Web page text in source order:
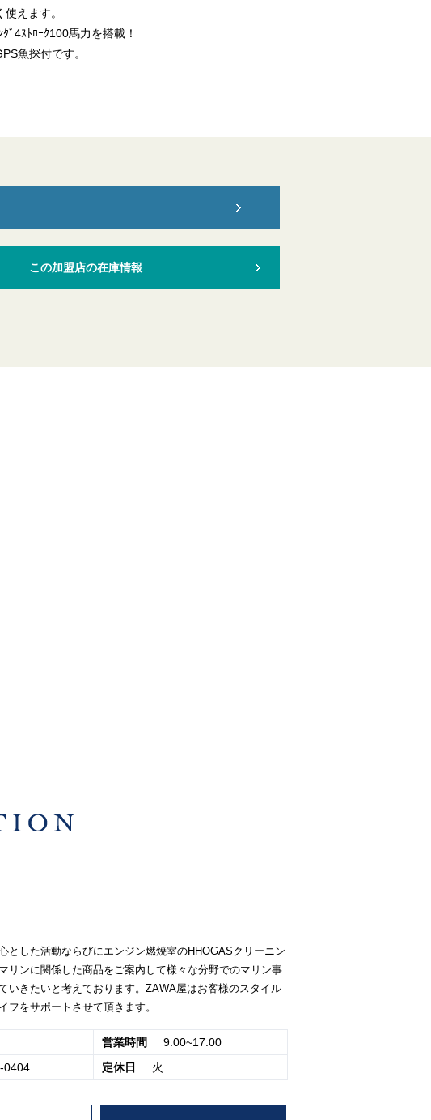
使えます。
ﾞ4ｽﾄﾛｰｸ100馬力を搭載！
魚探付です。
この加盟店の在庫情報
とした活動ならびにエンジン燃焼室のHHOGASクリーニン
リンに関係した商品をご案内して様々な分野でのマリン事
いきたいと考えております。ZAWA屋はお客様のスタイル
フをサポートさせて頂きます。
営業時間
9:00~17:00
0404 定休日 火